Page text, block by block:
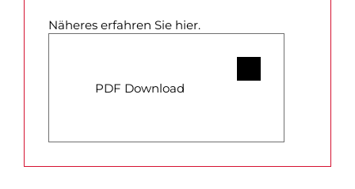
Näheres erfahren Sie hier.
PDF Download